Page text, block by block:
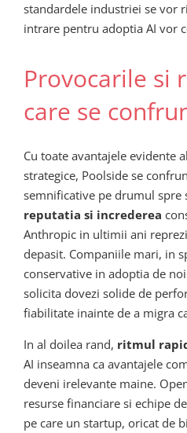
standardele industriei se vor
intrare pentru adoptia AI vor
Provocarile si
care se
Cu toate avantajele evidente
strategice, Poolside se
semnificative pe drumul spre
reputatia si increderea
Anthropic in ultimii ani
depasit. Companiile mari, in
conservative in adoptia de
solicita dovezi solide de
fiabilitate inainte de a migra
In al doilea rand, ritmul
AI inseamna ca avantajele
deveni irelevante maine.
resurse financiare si echipe
pe care un startup, oricat de